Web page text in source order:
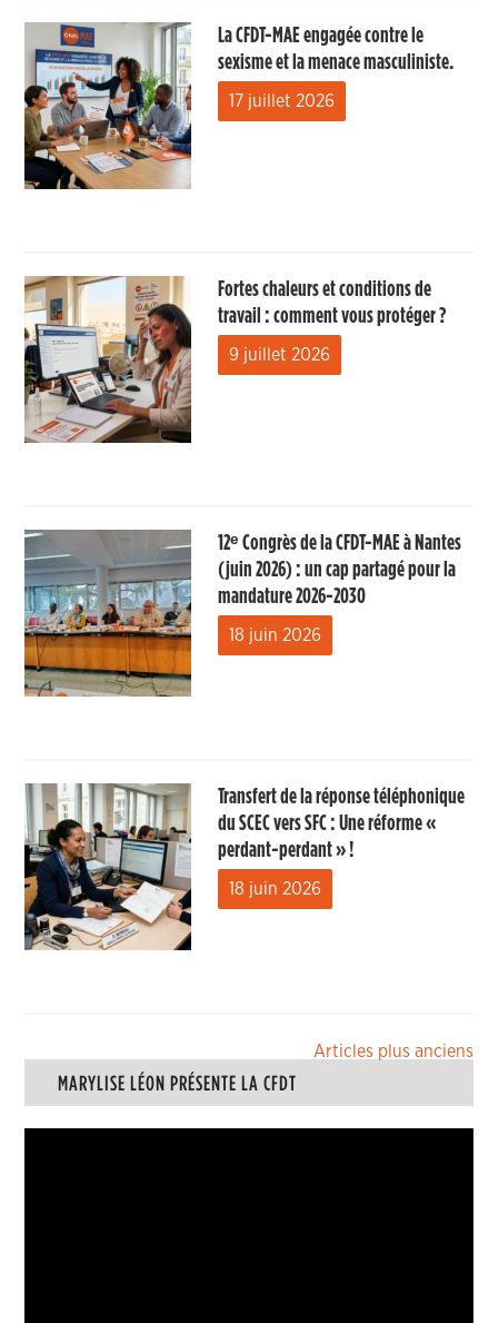
La CFDT-MAE engagée contre le
sexisme et la menace masculiniste.
17 juillet 2026
Fortes chaleurs et conditions de
travail : comment vous protéger ?
9 juillet 2026
12ᵉ Congrès de la CFDT-MAE à Nantes
(juin 2026) : un cap partagé pour la
mandature 2026-2030
18 juin 2026
Transfert de la réponse téléphonique
du SCEC vers SFC : Une réforme «
perdant-perdant » !
18 juin 2026
Navigation
des
articles
Articles plus anciens
MARYLISE LÉON PRÉSENTE LA CFDT